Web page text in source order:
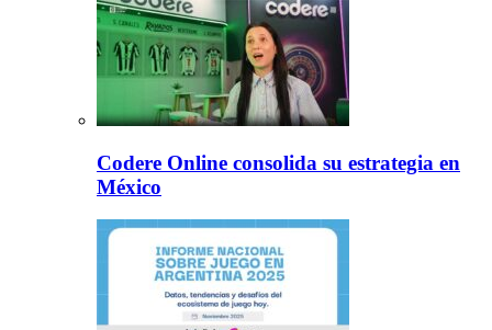
Codere Online consolida su estrategia en
México